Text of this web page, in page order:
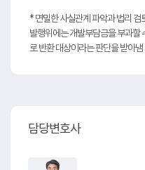
* 면밀한 사실관계 파악과 법리 검
발행위에는 개발부담금을 부과할
로 반환 대상이라는 판단을 받아냄
담당변호사